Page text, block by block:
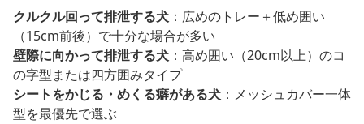
クルクル回って排泄する犬 ：広めのトレー＋低め囲い
（15cm前後）で十分な場合が多い
壁際に向かって排泄する犬 ：高め囲い（20cm以上）のコ
の字型または四方囲みタイプ
シートをかじる・めくる癖がある犬 ：メッシュカバー一体
型を最優先で選ぶ